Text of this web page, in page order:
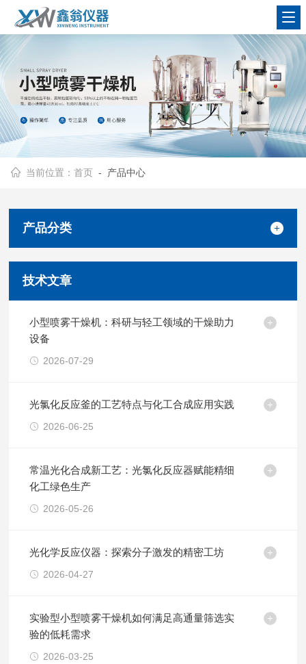
查看更多
当前位置：首页 - 产品中心
产品分类
技术文章
小型喷雾干燥机：科研与轻工领域的干燥助力
设备
2026-07-29
光氯化反应釜的工艺特点与化工合成应用实践
2026-06-25
常温光化合成新工艺：光氯化反应器赋能精细
化工绿色生产
2026-05-26
光化学反应仪器：探索分子激发的精密工坊
2026-04-27
实验型小型喷雾干燥机如何满足高通量筛选实
验的低耗需求
2026-03-25